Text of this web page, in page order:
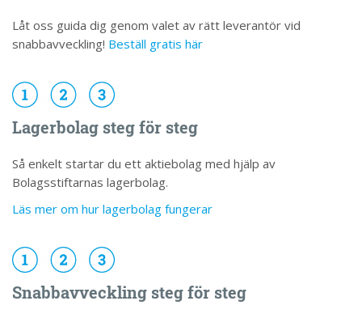
Låt oss guida dig genom valet av rätt leverantör vid
snabbavveckling! Beställ gratis här
Lagerbolag steg för steg
Så enkelt startar du ett aktiebolag med hjälp av
Bolagsstiftarnas lagerbolag.
Läs mer om hur lagerbolag fungerar
Snabbavveckling steg för steg